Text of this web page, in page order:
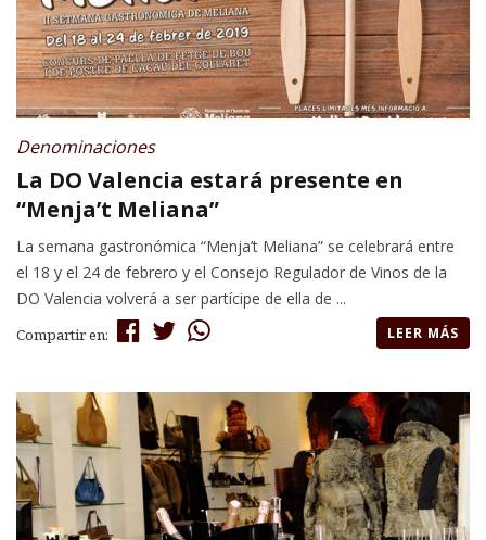
Denominaciones
La DO Valencia estará presente en
“Menja’t Meliana”
La semana gastronómica “Menja’t Meliana” se celebrará entre
el 18 y el 24 de febrero y el Consejo Regulador de Vinos de la
DO Valencia volverá a ser partícipe de ella de ...
Compartir en: LEER MÁS